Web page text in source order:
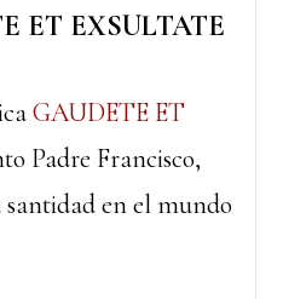
ET EXSULTATE
GAUDETE ET
Padre Francisco,
en el mundo